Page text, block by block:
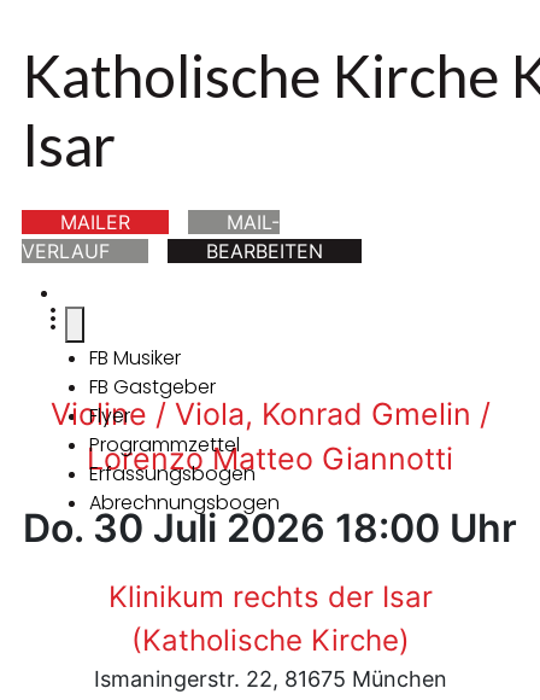
Katholische Kirche
Isar
MAILER
MAIL-
VERLAUF
BEARBEITEN
FB Musiker
FB Gastgeber
Flyer
Programmzettel
Erfassungsbogen
Abrechnungsbogen
Violine / Viola, Konrad Gmelin /
Lorenzo Matteo Giannotti
Do. 30 Juli 2026 18:00 Uhr
Klinikum rechts der Isar
(Katholische Kirche)
Ismaningerstr. 22, 81675 München